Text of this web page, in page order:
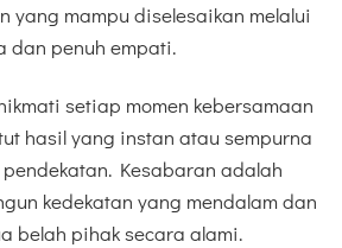
yang mampu diselesaikan melalui
dan penuh empati.
setiap momen kebersamaan
hasil yang instan atau sempurna
Kesabaran adalah
kedekatan yang mendalam dan
belah pihak secara alami.